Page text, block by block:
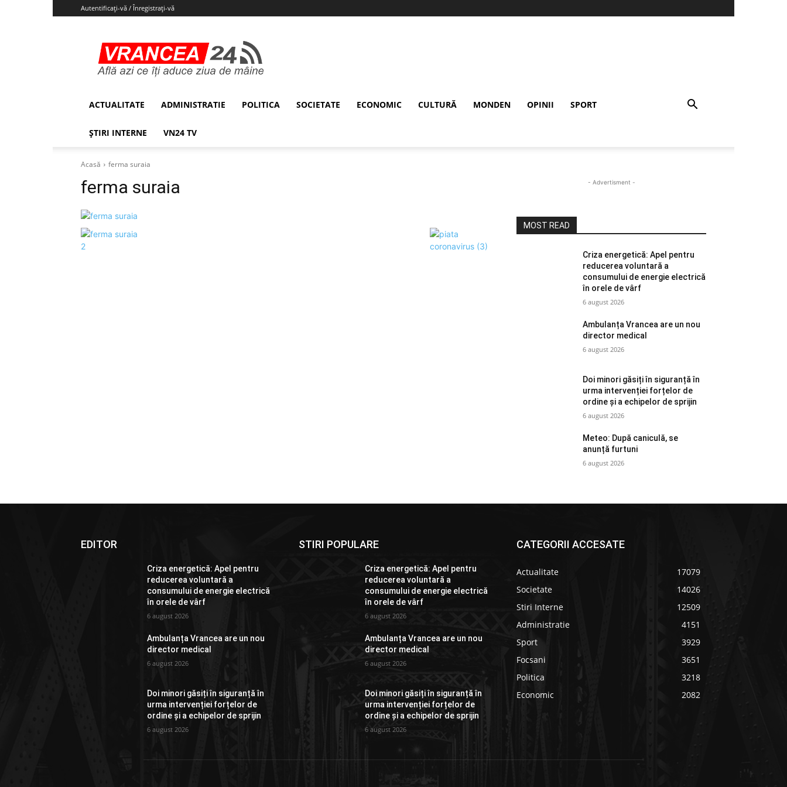
Autentificați-vă / Înregistrați-vă
ACTUALITATE ADMINISTRATIE POLITICA SOCIETATE ECONOMIC CULTURĂ MONDEN OPINII SPORT
ȘTIRI INTERNE VN24 TV
Acasă ferma suraia
ferma suraia - Advertisment -
MOST READ
Criza energetică: Apel pentru
reducerea voluntară a
consumului de energie electrică
în orele de vârf
6 august 2026
Ambulanța Vrancea are un nou
director medical
6 august 2026
Doi minori găsiți în siguranță în
urma intervenției forțelor de
ordine și a echipelor de sprijin
6 august 2026
Meteo: După caniculă, se
anunță furtuni
6 august 2026
EDITOR
Criza energetică: Apel pentru
reducerea voluntară a
consumului de energie electrică
în orele de vârf
6 august 2026
Ambulanța Vrancea are un nou
director medical
6 august 2026
Doi minori găsiți în siguranță în
urma intervenției forțelor de
ordine și a echipelor de sprijin
6 august 2026
STIRI POPULARE
Criza energetică: Apel pentru
reducerea voluntară a
consumului de energie electrică
în orele de vârf
6 august 2026
Ambulanța Vrancea are un nou
director medical
6 august 2026
Doi minori găsiți în siguranță în
urma intervenției forțelor de
ordine și a echipelor de sprijin
6 august 2026
CATEGORII ACCESATE
Actualitate
17079
Societate
14026
Stiri Interne
12509
Administratie
4151
Sport
3929
Focsani
3651
Politica
3218
Economic
2082